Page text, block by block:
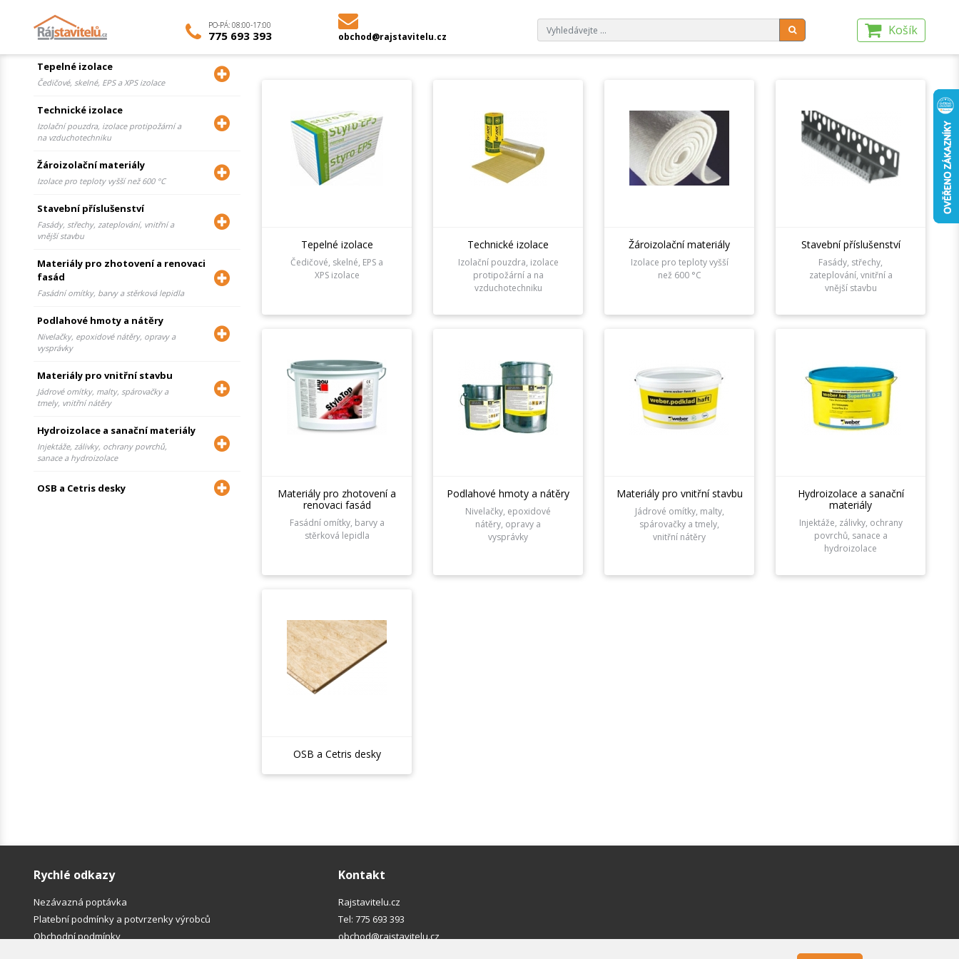
PO-PÁ: 08:00-17:00
775 693 393 obchod@rajstavitelu.cz Košík
PLATEBNÍ PODMÍNKY A POTVRZENKY VÝROBCŮ
Tepelné izolace
Čedičové, skelné, EPS a XPS izolace
Technické izolace
Izolační pouzdra, izolace protipožární a
na vzduchotechniku
Žároizolační materiály
Izolace pro teploty vyšší než 600 °C
Stavební příslušenství
Fasády, střechy, zateplování, vnitřní a
vnější stavbu
Materiály pro zhotovení a renovaci
fasád
Fasádní omítky, barvy a stěrková lepidla
Podlahové hmoty a nátěry
Nivelačky, epoxidové nátěry, opravy a
vysprávky
Materiály pro vnitřní stavbu
Jádrové omítky, malty, spárovačky a
tmely, vnitřní nátěry
Hydroizolace a sanační materiály
Injektáže, zálivky, ochrany povrchů,
sanace a hydroizolace
OSB a Cetris desky
Tepelné izolace
Čedičové, skelné, EPS a
XPS izolace
Technické izolace
Izolační pouzdra, izolace
protipožární a na
vzduchotechniku
Žároizolační materiály
Izolace pro teploty vyšší
než 600 °C
Stavební příslušenství
Fasády, střechy,
zateplování, vnitřní a
vnější stavbu
Materiály pro zhotovení a
renovaci fasád
Fasádní omítky, barvy a
stěrková lepidla
Podlahové hmoty a nátěry
Nivelačky, epoxidové
nátěry, opravy a
vysprávky
Materiály pro vnitřní stavbu
Jádrové omítky, malty,
spárovačky a tmely,
vnitřní nátěry
Hydroizolace a sanační
materiály
Injektáže, zálivky, ochrany
povrchů, sanace a
hydroizolace
OSB a Cetris desky
Rychlé odkazy
Nezávazná poptávka
Platební podmínky a potvrzenky výrobců
Obchodní podmínky
Kontakt
Rajstavitelu.cz
Tel: 775 693 393
obchod@rajstavitelu.cz